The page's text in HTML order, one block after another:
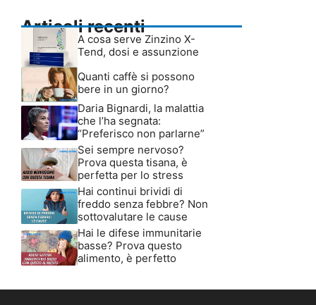
Articoli recenti
A cosa serve Zinzino X-
Tend, dosi e assunzione
Quanti caffè si possono
bere in un giorno?
Daria Bignardi, la malattia
che l’ha segnata:
“Preferisco non parlarne”
Sei sempre nervoso?
Prova questa tisana, è
perfetta per lo stress
Hai continui brividi di
freddo senza febbre? Non
sottovalutare le cause
Hai le difese immunitarie
basse? Prova questo
alimento, è perfetto